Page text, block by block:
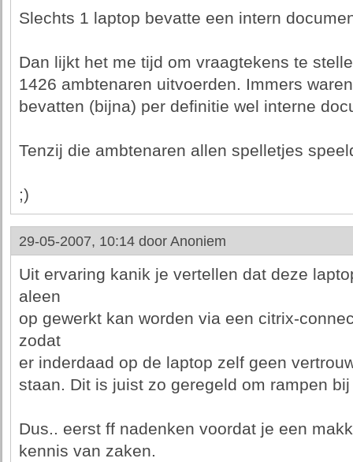
Slechts 1 laptop bevatte een intern
Dan lijkt het me tijd om vraagtekens te
1426 ambtenaren uitvoerden. Immers
bevatten (bijna) per definitie wel interne
Tenzij die ambtenaren allen spelletjes
;)
29-05-2007, 10:14 door Anoniem
Uit ervaring kanik je vertellen dat deze
aleen
op gewerkt kan worden via een citrix-
zodat
er inderdaad op de laptop zelf geen
staan. Dit is juist zo geregeld om rampen
Dus.. eerst ff nadenken voordat je een
kennis van zaken.